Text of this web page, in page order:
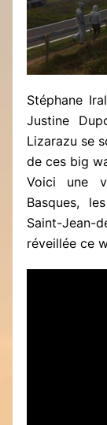
Stéphane
Justine
Lizarazu se
de ces big
Voici une
Basques,
Saint-Jean-
réveillée ce